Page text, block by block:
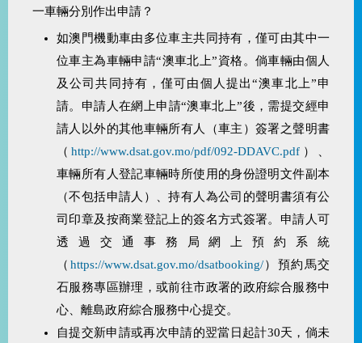
一車輛分別作出申請？
如澳門機動車由多位車主共同持有，僅可由其中一
位車主為車輛申請“澳車北上”資格。倘車輛由個人
及公司共同持有，僅可由個人提出“澳車北上”申
請。申請人在網上申請“澳車北上”後，需提交經申
請人以外的其他車輛所有人（車主）簽署之聲明書
（http://www.dsat.gov.mo/pdf/092-DDAVC.pdf ）、
車輛所有人登記車輛時所使用的身份證明文件副本
（不包括申請人）、持有人為公司的聲明書須有公
司印章及按商業登記上的簽名方式簽署。申請人可
透過交通事務局網上預約系統
（ https://www.dsat.gov.mo/dsatbooking/）預約馬交
石服務專區辦理，或前往市政署的政府綜合服務中
心、離島政府綜合服務中心提交。
自提交新申請或再次申請的翌當日起計30天，倘未